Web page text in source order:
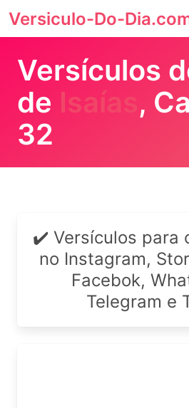
Versiculo-Do-
Versículos
de Isaías,
32
✔️ Versículos para
no Instagram,
Facebok,
Telegram e